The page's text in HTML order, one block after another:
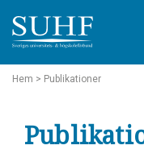
Hem > Publikationer